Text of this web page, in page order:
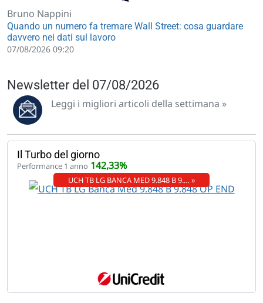
Bruno Nappini
Quando un numero fa tremare Wall Street: cosa guardare
davvero nei dati sul lavoro
07/08/2026 09:20
Newsletter del 07/08/2026
Leggi i migliori articoli della settimana »
Il Turbo del giorno
Performance 1 anno 142,33%
UCH TB LG BANCA MED 9.848 B 9.… »